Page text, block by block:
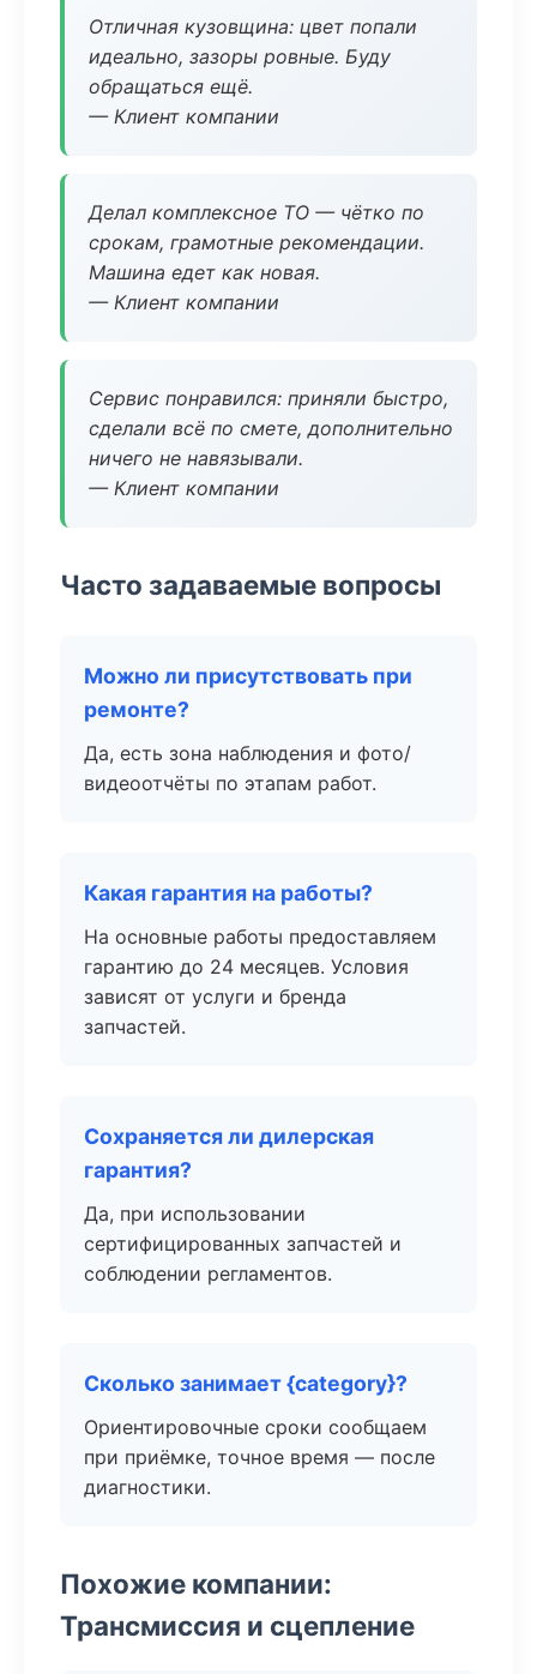
Отличная кузовщина: цвет попали
идеально, зазоры ровные. Буду
обращаться ещё.
— Клиент компании
Делал комплексное ТО — чётко по
срокам, грамотные рекомендации.
Машина едет как новая.
— Клиент компании
Сервис понравился: приняли быстро,
сделали всё по смете, дополнительно
ничего не навязывали.
— Клиент компании
Часто задаваемые вопросы
Можно ли присутствовать при
ремонте?
Да, есть зона наблюдения и фото/
видеоотчёты по этапам работ.
Какая гарантия на работы?
На основные работы предоставляем
гарантию до 24 месяцев. Условия
зависят от услуги и бренда
запчастей.
Сохраняется ли дилерская
гарантия?
Да, при использовании
сертифицированных запчастей и
соблюдении регламентов.
Сколько занимает {category}?
Ориентировочные сроки сообщаем
при приёмке, точное время — после
диагностики.
Похожие компании:
Трансмиссия и сцепление